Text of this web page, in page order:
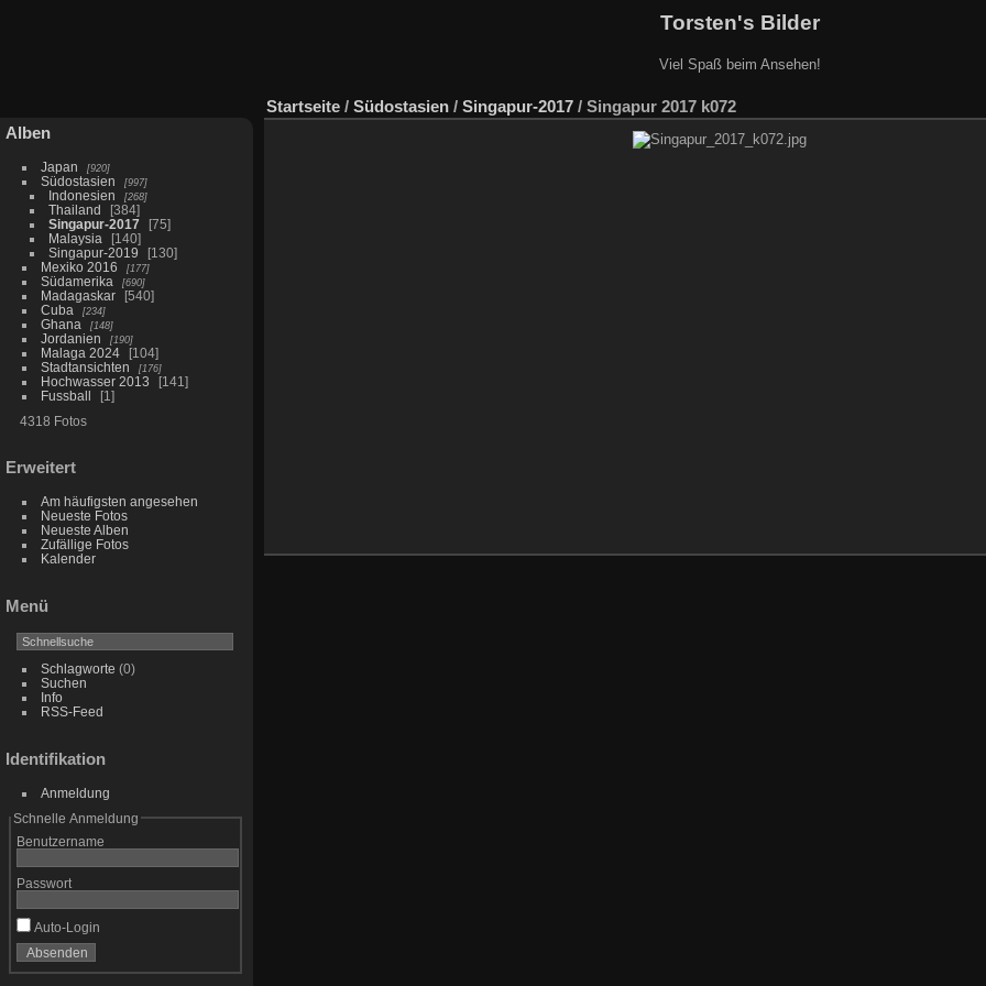
Torsten's Bilder
Viel Spaß beim Ansehen!
Alben
Japan 920
Südostasien 997
Indonesien 268
Thailand
384
Singapur-2017
75
Malaysia
140
Singapur-2019
130
Mexiko 2016
177
Südamerika 690
Madagaskar
540
Cuba
234
Ghana 148
Jordanien 190
Malaga 2024
104
Stadtansichten
176
Hochwasser 2013
141
Fussball
1
4318 Fotos
Erweitert
Am häufigsten angesehen
Neueste Fotos
Neueste Alben
Zufällige Fotos
Kalender
Menü
Schlagworte (0)
Suchen
Info
RSS-Feed
Identifikation
Anmeldung
Schnelle Anmeldung
Benutzername
Passwort
Auto-Login
Startseite / Südostasien / Singapur-2017 / Singapur 2017 k072